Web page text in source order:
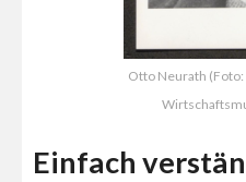
Otto Neurath
Einfach